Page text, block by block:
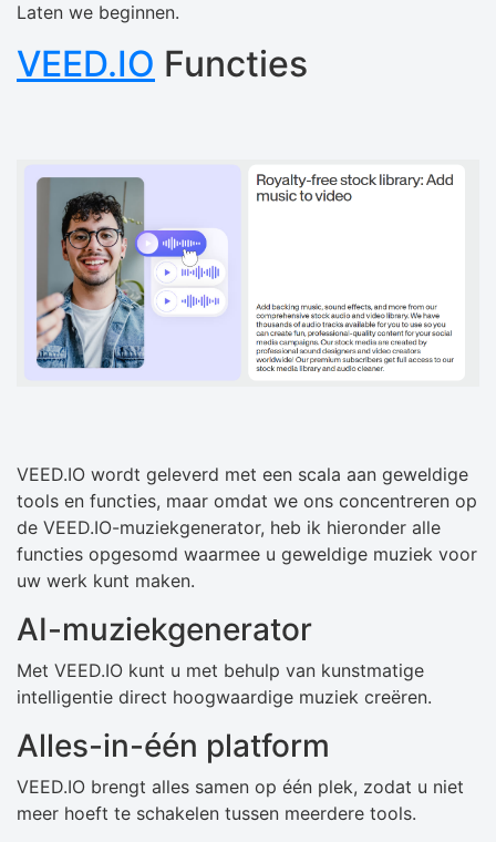
Laten we beginnen.
VEED.IO Functies
VEED.IO wordt geleverd met een scala aan geweldige
tools en functies, maar omdat we ons concentreren op
de VEED.IO-muziekgenerator, heb ik hieronder alle
functies opgesomd waarmee u geweldige muziek voor
uw werk kunt maken.
AI-muziekgenerator
Met VEED.IO kunt u met behulp van kunstmatige
intelligentie direct hoogwaardige muziek creëren.
Alles-in-één platform
VEED.IO brengt alles samen op één plek, zodat u niet
meer hoeft te schakelen tussen meerdere tools.